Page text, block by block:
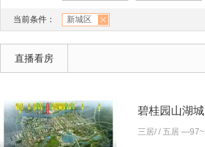
当前条件： 新城区
直播看房
碧桂园山湖城
三居/ / 五居